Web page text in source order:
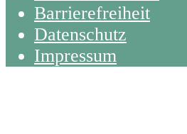
Barrierefreiheit
Datenschutz
Impressum